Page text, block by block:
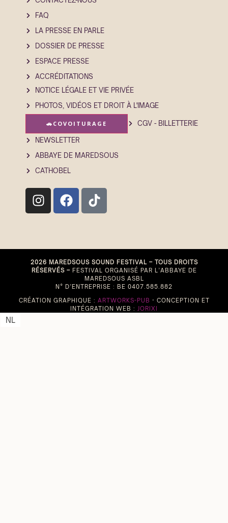
FAQ
LA PRESSE EN PARLE
DOSSIER DE PRESSE
ESPACE PRESSE
ACCRÉDITATIONS
NOTICE LÉGALE ET VIE PRIVÉE
PHOTOS, VIDÉOS ET DROIT À L'IMAGE
🚗 COVOITURAGE CGV - BILLETTERIE
NEWSLETTER
ABBAYE DE MAREDSOUS
CATHOBEL
2026 MAREDSOUS SOUND FESTIVAL – TOUS DROITS
RÉSERVÉS –FESTIVAL ORGANISÉ PAR L’ABBAYE DE
MAREDSOUS ASBL
N° D’ENTREPRISE : BE 0407.585.882
CRÉATION GRAPHIQUE : ARTWORKS-PUB · CONCEPTION ET
INTÉGRATION WEB : JORIXI
NL